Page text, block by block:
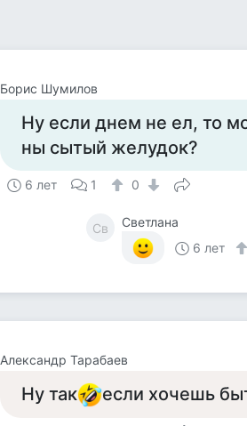
Борис Шумилов
Ну если днем не ел, то
ны сытый желудок?
6 лет 1 0
Св
Светлана
6 лет
Александр Тарабаев
Ну так если хочешь